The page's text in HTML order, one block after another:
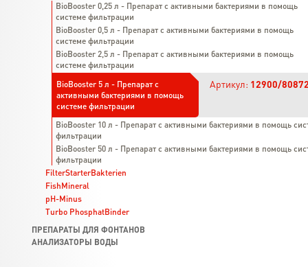
BioBooster 0,25 л - Препарат с активными бактериями в помощь
системе фильтрации
BioBooster 0,5 л - Препарат с активными бактериями в помощь
системе фильтрации
BioBooster 2,5 л - Препарат с активными бактериями в помощь
системе фильтрации
BioBooster 5 л - Препарат с
активными бактериями в помощь
системе фильтрации
Артикул: 12900/
BioBooster 10 л - Препарат с активными бактериями в помощь
фильтрации
BioBooster 50 л - Препарат с активными бактериями в помощь
фильтрации
FilterStarterBakterien
FishMineral
pH-Minus
Turbo PhosphatBinder
ПРЕПАРАТЫ ДЛЯ ФОНТАНОВ
АНАЛИЗАТОРЫ ВОДЫ